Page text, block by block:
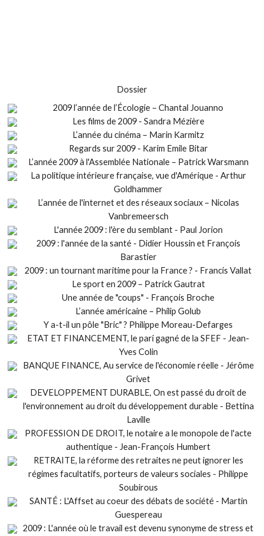
Dossier
2009 l’année de l’Écologie – Chantal Jouanno
Les films de 2009 - Sandra Mézière
L’année du cinéma – Marin Karmitz
Regards sur 2009 - Karim Emile Bitar
L’année 2009 à l'Assemblée Nationale – Patrick Warsmann
La politique intérieure française, vue d'Amérique - Arthur
Goldhammer
L’année de l'internet et des réseaux sociaux – Nicolas
Vanbremeersch
L'année 2009 : l'ère du semblant - Paul Jorion
2009 : l'année de la santé - Didier Houssin et François
Barastier
2009 : un tournant maritime pour la France ? - Francis Vallat
Le sport en 2009 – Patrick Gautrat
Une année de "coups" - François Broche
L’année américaine – Philip Golub
Y a-t-il un pôle "Bric" ? Philippe Moreau-Defarges
ETAT ET FINANCEMENT, le pari gagné de la SFEF - Jean-
Yves Colin
BANQUE FINANCE, Au service de l'économie réelle - Jérôme
Grivet
DEVELOPPEMENT DURABLE, On est passé du droit de
l'environnement au droit du développement durable - Bettina
Laville
PROFESSION DE DROIT, le notaire a le monopole de l'acte
authentique - Jean-François Humbert
RETRAITE, la réforme des retraites ne peut ignorer les
régimes facultatifs, porteurs de valeurs sociales - Philippe
Soubirous
SANTÉ : L'Affset au coeur des débats de société - Martin
Guespereau
2009 : L'année où le travail est devenu synonyme de stress et